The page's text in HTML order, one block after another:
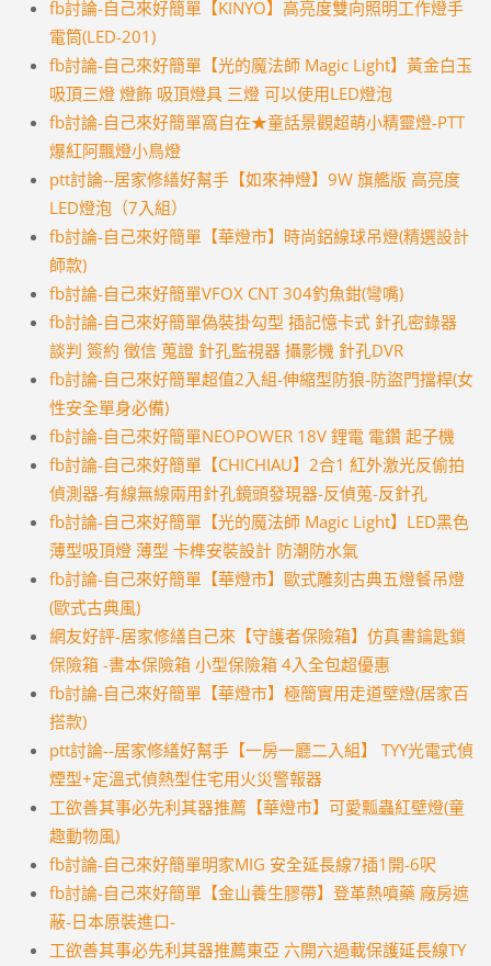
fb討論-自己來好簡單【KINYO】高亮度雙向照明工作燈手
電筒(LED-201)
fb討論-自己來好簡單【光的魔法師 Magic Light】黃金白玉
吸頂三燈 燈飾 吸頂燈具 三燈 可以使用LED燈泡
fb討論-自己來好簡單窩自在★童話景觀超萌小精靈燈-PTT
爆紅阿飄燈小鳥燈
ptt討論--居家修繕好幫手【如來神燈】9W 旗艦版 高亮度
LED燈泡（7入組）
fb討論-自己來好簡單【華燈市】時尚鋁線球吊燈(精選設計
師款)
fb討論-自己來好簡單VFOX CNT 304釣魚鉗(彎嘴)
fb討論-自己來好簡單偽裝掛勾型 插記憶卡式 針孔密錄器
談判 簽約 徵信 蒐證 針孔監視器 攝影機 針孔DVR
fb討論-自己來好簡單超值2入組-伸縮型防狼-防盜門擋桿(女
性安全單身必備)
fb討論-自己來好簡單NEOPOWER 18V 鋰電 電鑽 起子機
fb討論-自己來好簡單【CHICHIAU】2合1 紅外激光反偷拍
偵測器-有線無線兩用針孔鏡頭發現器-反偵蒐-反針孔
fb討論-自己來好簡單【光的魔法師 Magic Light】LED黑色
薄型吸頂燈 薄型 卡榫安裝設計 防潮防水氣
fb討論-自己來好簡單【華燈市】歐式雕刻古典五燈餐吊燈
(歐式古典風)
網友好評-居家修繕自己來【守護者保險箱】仿真書鑰匙鎖
保險箱 -書本保險箱 小型保險箱 4入全包超優惠
fb討論-自己來好簡單【華燈市】極簡實用走道壁燈(居家百
搭款)
ptt討論--居家修繕好幫手【一房一廳二入組】 TYY光電式偵
煙型+定溫式偵熱型住宅用火災警報器
工欲善其事必先利其器推薦【華燈市】可愛瓢蟲紅壁燈(童
趣動物風)
fb討論-自己來好簡單明家MIG 安全延長線7插1開-6呎
fb討論-自己來好簡單【金山養生膠帶】登革熱噴藥 廠房遮
蔽-日本原裝進口-
工欲善其事必先利其器推薦東亞 六開六過載保護延長線TY